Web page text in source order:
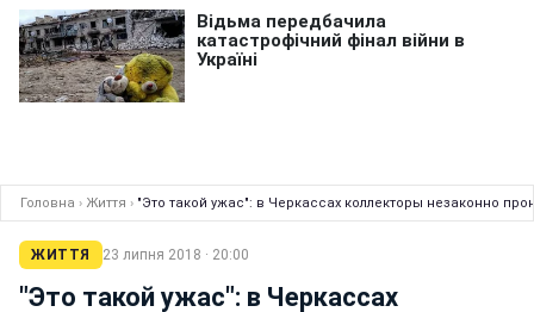
Головна › Життя › "Это такой ужас": в Черкассах коллекторы незаконно
ЖИТТЯ 23 липня 2018 · 20:00
"Это такой ужас": в Черкассах